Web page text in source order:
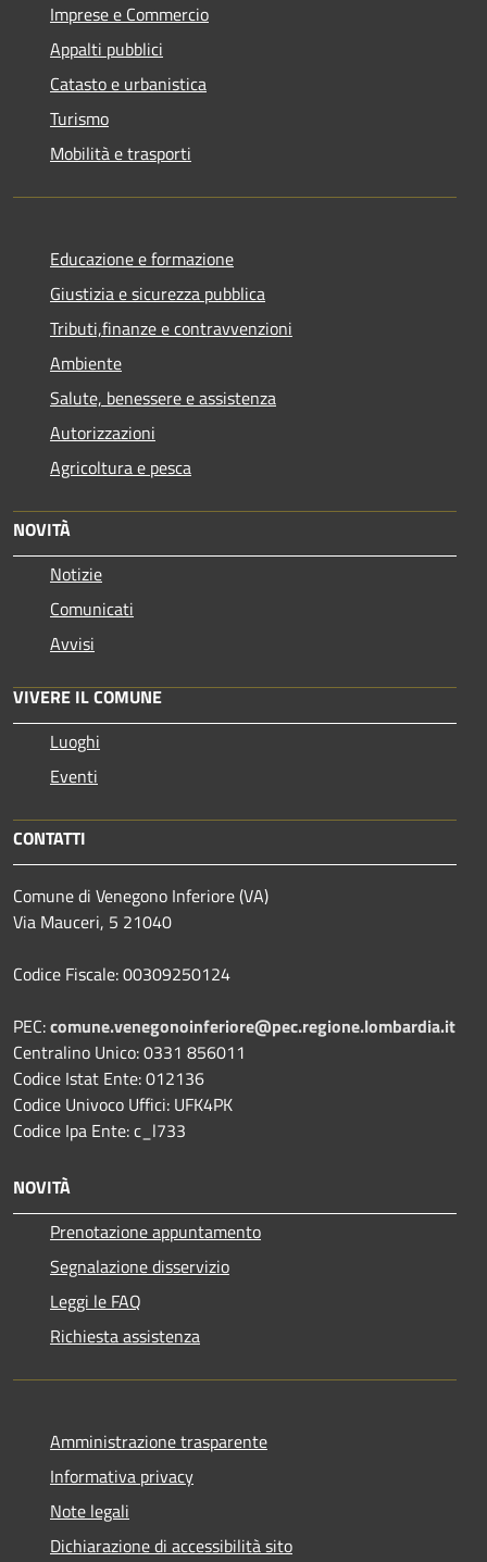
Imprese e Commercio
Appalti pubblici
Catasto e urbanistica
Turismo
Mobilità e trasporti
Educazione e formazione
Giustizia e sicurezza pubblica
Tributi,finanze e contravvenzioni
Ambiente
Salute, benessere e assistenza
Autorizzazioni
Agricoltura e pesca
NOVITÀ
Notizie
Comunicati
Avvisi
VIVERE IL COMUNE
Luoghi
Eventi
CONTATTI
Comune di Venegono Inferiore (VA)
Via Mauceri, 5 21040
Codice Fiscale: 00309250124
PEC:comune.venegonoinferiore@pec.regione.lombardia.it
Centralino Unico: 0331 856011
Codice Istat Ente: 012136
Codice Univoco Uffici: UFK4PK
Codice Ipa Ente: c_l733
NOVITÀ
Prenotazione appuntamento
Segnalazione disservizio
Leggi le FAQ
Richiesta assistenza
Amministrazione trasparente
Informativa privacy
Note legali
Dichiarazione di accessibilità sito